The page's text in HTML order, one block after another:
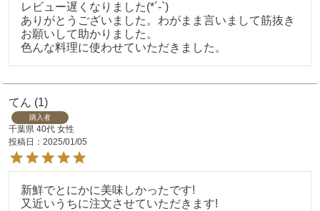
レビュー遅くなりました(*´-`)
ありがとうございました。わがまま言いまして筋抜き
お願いして助かりました。
てん 1
購入者
千葉県 40代 女性
投稿日
2025/01/05
新鮮でとにかに美味しかったです!
又近いうちに注文させていただきます!